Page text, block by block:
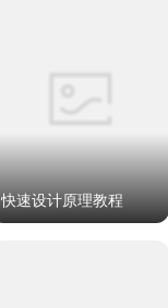
快速设计原理教程